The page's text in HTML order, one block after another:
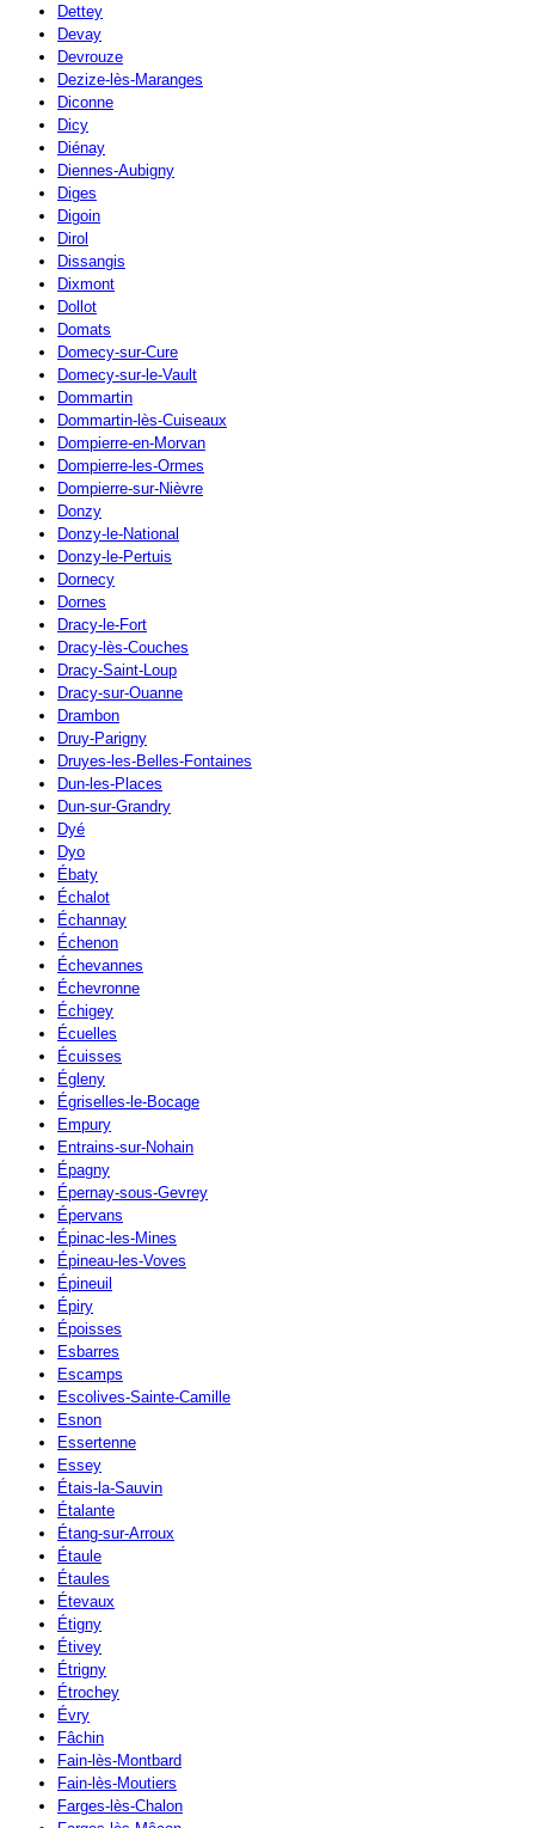
Dettey
Devay
Devrouze
Dezize-lès-Maranges
Diconne
Dicy
Diénay
Diennes-Aubigny
Diges
Digoin
Dirol
Dissangis
Dixmont
Dollot
Domats
Domecy-sur-Cure
Domecy-sur-le-Vault
Dommartin
Dommartin-lès-Cuiseaux
Dompierre-en-Morvan
Dompierre-les-Ormes
Dompierre-sur-Nièvre
Donzy
Donzy-le-National
Donzy-le-Pertuis
Dornecy
Dornes
Dracy-le-Fort
Dracy-lès-Couches
Dracy-Saint-Loup
Dracy-sur-Ouanne
Drambon
Druy-Parigny
Druyes-les-Belles-Fontaines
Dun-les-Places
Dun-sur-Grandry
Dyé
Dyo
Ébaty
Échalot
Échannay
Échenon
Échevannes
Échevronne
Échigey
Écuelles
Écuisses
Égleny
Égriselles-le-Bocage
Empury
Entrains-sur-Nohain
Épagny
Épernay-sous-Gevrey
Épervans
Épinac-les-Mines
Épineau-les-Voves
Épineuil
Épiry
Époisses
Esbarres
Escamps
Escolives-Sainte-Camille
Esnon
Essertenne
Essey
Étais-la-Sauvin
Étalante
Étang-sur-Arroux
Étaule
Étaules
Étevaux
Étigny
Étivey
Étrigny
Étrochey
Évry
Fâchin
Fain-lès-Montbard
Fain-lès-Moutiers
Farges-lès-Chalon